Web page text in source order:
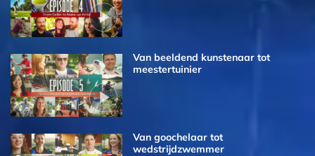
Van beeldend kunstenaar tot
meestertuinier
Van goochelaar tot
wedstrijdzwemmer